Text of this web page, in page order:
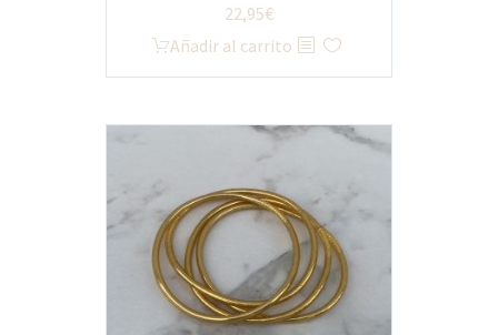
22,95€
Añadir al carrito